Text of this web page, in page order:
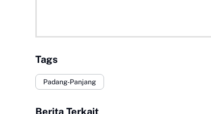
Tags
Padang-Panjang
Berita Terkait